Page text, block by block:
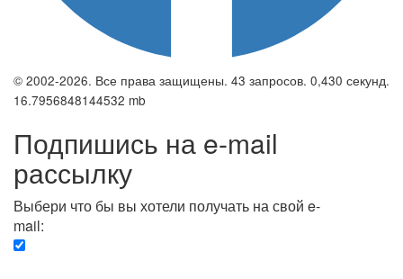
© 2002-2026. Все права защищены. 43 запросов. 0,430 секунд.
16.7956848144532 mb
Подпишись на e-mail
рассылку
Выбери что бы вы хотели получать на свой e-
mail: